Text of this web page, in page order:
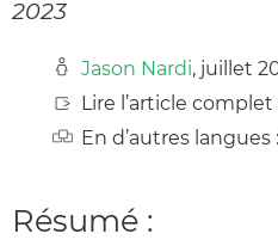
2023
Jason Nardi, juillet
Lire l’article complet
En d’autres langues :
Résumé :